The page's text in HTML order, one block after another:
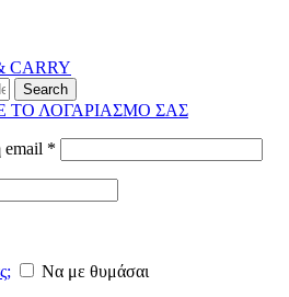
Search
ΤΟ ΛΟΓΑΡΙΑΣΜΟ ΣΑΣ
email *
Να με θυμάσαι